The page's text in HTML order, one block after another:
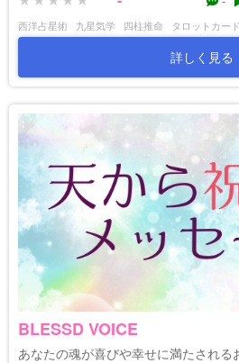
西洋占星術 九星気学 四柱推命 タロットカード
詳しく見る
BLESSD VOICE
あなたの魂が喜びや幸せに満たされる